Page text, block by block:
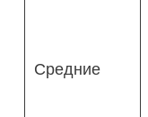
Средние